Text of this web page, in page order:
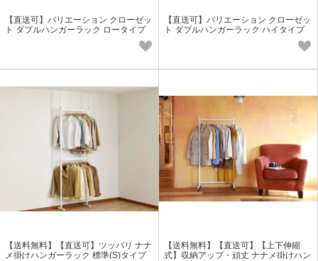
【直送可】バリエーション クローゼッ
ト ダブルハンガーラック ロータイプ
【直送可】バリエーション クローゼッ
ト ダブルハンガーラック ハイタイプ
【送料無料】【直送可】ツッパリ ナナ
メ掛けハンガーラック 標準(S)タイプ
【送料無料】【直送可】【上下伸縮
式】収納アップ・頑丈 ナナメ掛けハン